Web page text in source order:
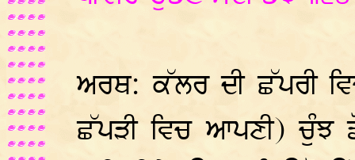
ਅਰਥ: ਕੱਲਰ ਦੀ ਛੱਪਰੀ
ਛੱਪੜੀ ਵਿਚ ਆਪਣੀ) ਚੁੰਝ